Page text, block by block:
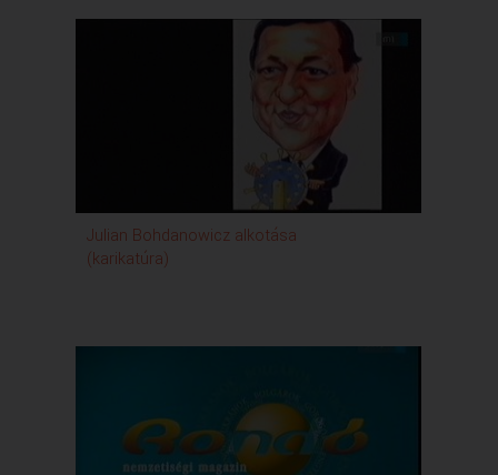
Julian Bohdanowicz alkotása
(karikatúra)